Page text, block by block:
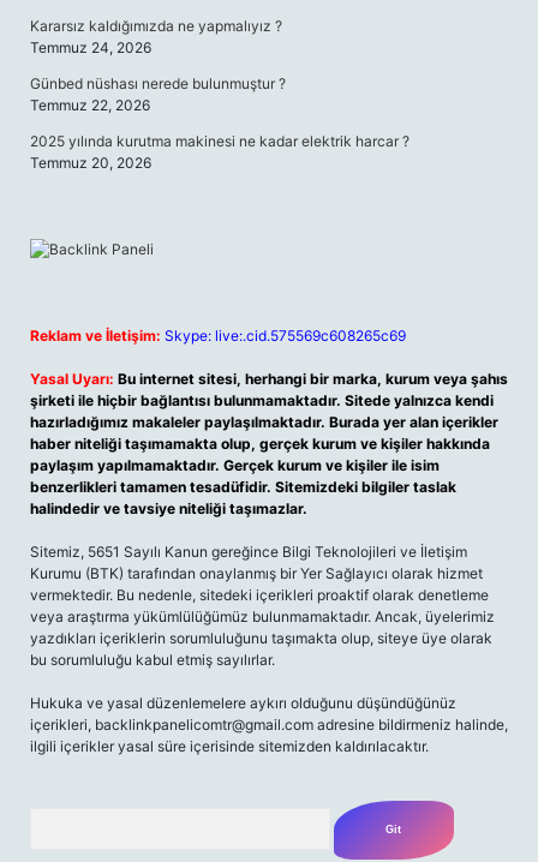
Kararsız kaldığımızda ne yapmalıyız ?
Temmuz 24, 2026
Günbed nüshası nerede bulunmuştur ?
Temmuz 22, 2026
2025 yılında kurutma makinesi ne kadar elektrik harcar ?
Temmuz 20, 2026
Reklam ve İletişim: Skype: live:.cid.575569c608265c69
Yasal Uyarı: Bu internet sitesi, herhangi bir marka, kurum veya şahıs
şirketi ile hiçbir bağlantısı bulunmamaktadır. Sitede yalnızca kendi
hazırladığımız makaleler paylaşılmaktadır. Burada yer alan içerikler
haber niteliği taşımamakta olup, gerçek kurum ve kişiler hakkında
paylaşım yapılmamaktadır. Gerçek kurum ve kişiler ile isim
benzerlikleri tamamen tesadüfidir. Sitemizdeki bilgiler taslak
halindedir ve tavsiye niteliği taşımazlar.
Sitemiz, 5651 Sayılı Kanun gereğince Bilgi Teknolojileri ve İletişim
Kurumu (BTK) tarafından onaylanmış bir Yer Sağlayıcı olarak hizmet
vermektedir. Bu nedenle, sitedeki içerikleri proaktif olarak denetleme
veya araştırma yükümlülüğümüz bulunmamaktadır. Ancak, üyelerimiz
yazdıkları içeriklerin sorumluluğunu taşımakta olup, siteye üye olarak
bu sorumluluğu kabul etmiş sayılırlar.
Hukuka ve yasal düzenlemelere aykırı olduğunu düşündüğünüz
içerikleri, backlinkpanelicomtr@gmail.com adresine bildirmeniz halinde,
ilgili içerikler yasal süre içerisinde sitemizden kaldırılacaktır.